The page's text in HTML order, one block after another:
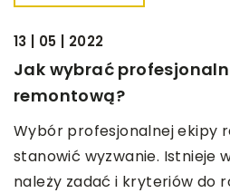
13 | 05 | 2022
Jak wybrać
remontową?
Wybór profesjonalnej ekipy
stanowić wyzwanie. Istnieje
należy zadać i kryteriów do